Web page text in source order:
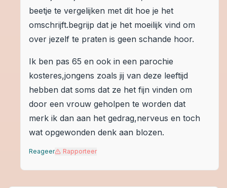
beetje te vergelijken met dit hoe je het
omschrijft.begrijp dat je het moeilijk vind om
over jezelf te praten is geen schande hoor.
Ik ben pas 65 en ook in een parochie
kosteres,jongens zoals jij van deze leeftijd
hebben dat soms dat ze het fijn vinden om
door een vrouw geholpen te worden dat
merk ik dan aan het gedrag,nerveus en toch
wat opgewonden denk aan blozen.
Reageer Rapporteer